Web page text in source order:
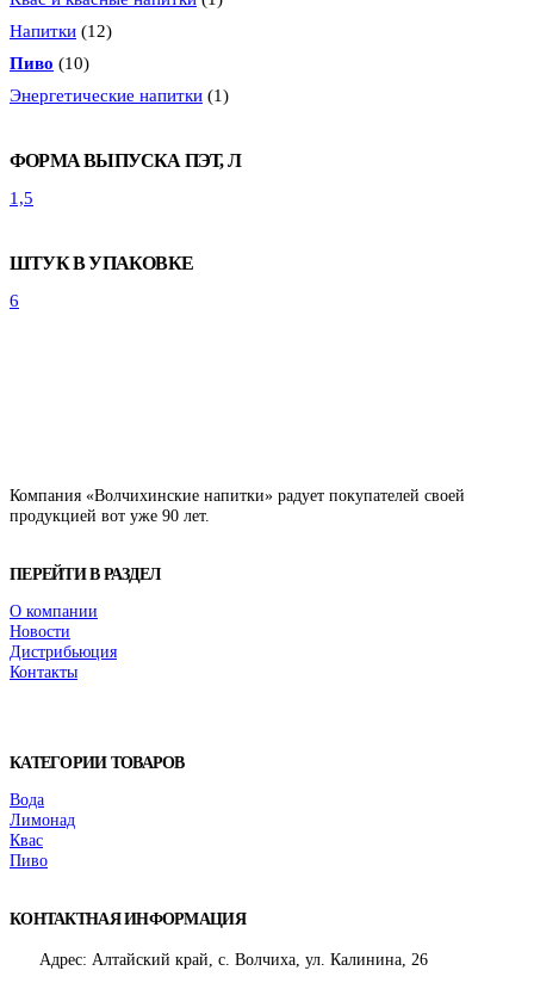
Напитки (12)
Пиво (10)
Энергетические напитки (1)
ФОРМА ВЫПУСКА ПЭТ, Л
1,5
ШТУК В УПАКОВКЕ
6
Компания «Волчихинские напитки» радует покупателей своей
продукцией вот уже 90 лет.
ПЕРЕЙТИ В РАЗДЕЛ
О компании
Новости
Дистрибьюция
Контакты
КАТЕГОРИИ ТОВАРОВ
Вода
Лимонад
Квас
Пиво
КОНТАКТНАЯ ИНФОРМАЦИЯ
Адрес: Алтайский край, с. Волчиха, ул. Калинина, 26